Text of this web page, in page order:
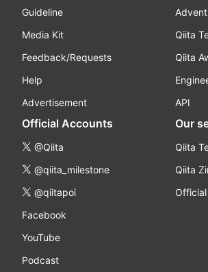
Guideline
Media Kit
Feedback/Requests
Help
Advertisement
Qiita
Qiita
API
Official Accounts
@Qiita
@qiita_milestone
@qiitapoi
Facebook
YouTube
Podcast
Our
Qiita
Qiita